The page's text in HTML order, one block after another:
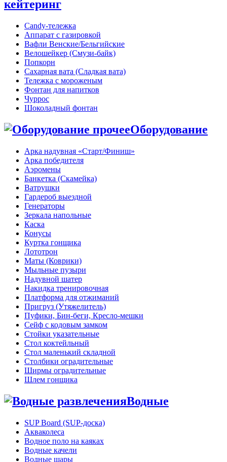
кейтеринг
Candy-тележка
Аппарат с газировкой
Вафли Венские/Бельгийские
Велошейкер (Смузи-байк)
Попкорн
Сахарная вата (Сладкая вата)
Тележка с мороженым
Фонтан для напитков
Чуррос
Шоколадный фонтан
Оборудование
Арка надувная «Старт/Финиш»
Арка победителя
Аэромены
Банкетка (Скамейка)
Ватрушки
Гардероб выездной
Генераторы
Зеркала напольные
Каска
Конусы
Куртка гонщика
Лототрон
Маты (Коврики)
Мыльные пузыри
Надувной шатер
Накидка тренировочная
Платформа для отжиманий
Пригруз (Утяжелитель)
Пуфики, Бин-беги, Кресло-мешки
Сейф с кодовым замком
Стойки указательные
Стол коктейльный
Стол маленький складной
Столбики оградительные
Ширмы оградительные
Шлем гонщика
Водные
SUP Board (SUP-доска)
Акваколеса
Водное поло на каяках
Водные качели
Водные шары